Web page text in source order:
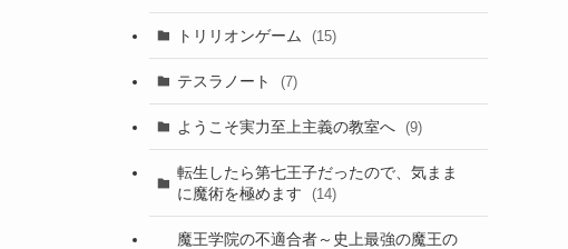
トリリオンゲーム (15)
テスラノート (7)
ようこそ実力至上主義の教室へ (9)
転生したら第七王子だったので、気まま
に魔術を極めます
(14)
魔王学院の不適合者～史上最強の魔王の